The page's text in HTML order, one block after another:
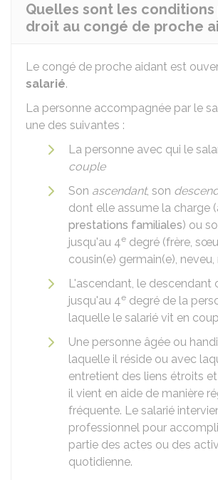
Quelles sont les
droit au congé de proche
Le congé de proche aidant est
salarié.
La personne accompagnée par le
une des suivantes :
La personne avec qui le
couple
Son ascendant, son
dont elle assume la charge
prestations familiales) ou
jusqu'au 4e degré (frère,
cousin(e) germain(e), neveu,
L'ascendant, le descendant
jusqu'au 4e degré de la
laquelle le salarié vit en
Une personne âgée ou
laquelle il réside ou avec
entretient des liens étroits
il vient en aide de manière
fréquente. Le salarié
professionnel pour
partie des actes ou des
quotidienne.